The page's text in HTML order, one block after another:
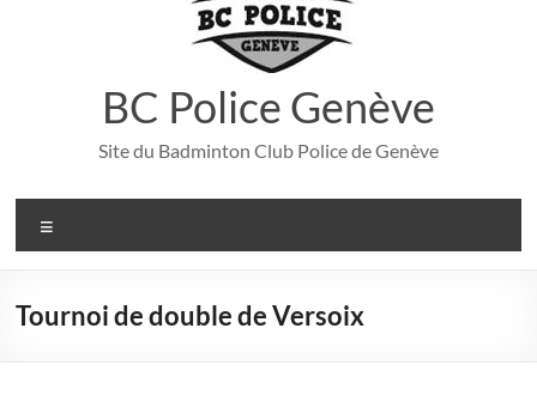
BC Police Genève
Site du Badminton Club Police de Genève
Tournoi de double de Versoix